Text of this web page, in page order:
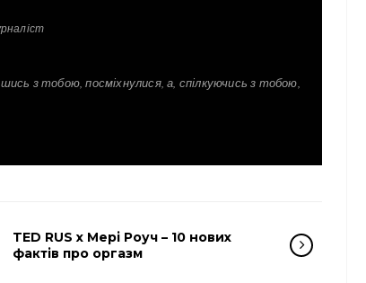
з тобою, посміхнулися, а, спілкуючись з тобою,
TED RUS x Мері Роуч – 10 нових
фактів про оргазм